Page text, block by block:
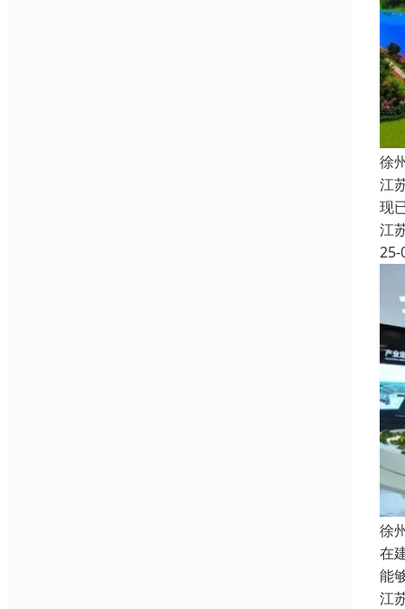
徐
江
现
江
25-
徐
在
能
江